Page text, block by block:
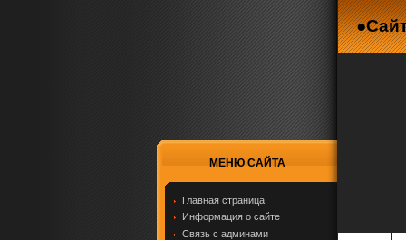
МЕНЮ САЙТА
Главная страница
Информация о сайте
Связь с админами